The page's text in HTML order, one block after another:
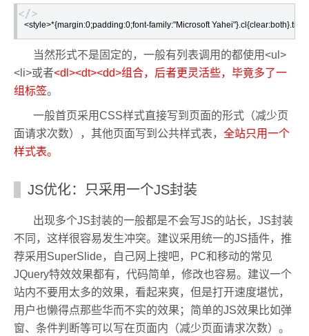
<style>*{margin:0;padding:0;font-family:"Microsoft
当然形式不是固定的，一般有列表调用的都使用<ul>
<li>或者<dl><dt><dd>组合，后者更灵活些，毕竟多了一
组标签。
一般首页采用CSS样式直接写到页面的形式（减少页
面请求次数），其他页面写到公共样式表， 全站只用一个
样式表。
JS优化：只采用一个JS封装
出现多个JS封装的一般都是不会写JS的站长，JS封装
不同，这样很容易发生冲突。建议采用统一的JS插件，推
荐采用SuperSlide，自己网上搜吧，PC和移动的常见
JQuery特效效果都有，代码简单，修改也容易。建议一个
站内不要用太多的效果，看起来爽，但是打开速度堪忧，
用户也懒得点那些华而不实的效果；简单的JS效果比如弹
窗、条件判断等可以写在页面内（减少页面请求次数）。